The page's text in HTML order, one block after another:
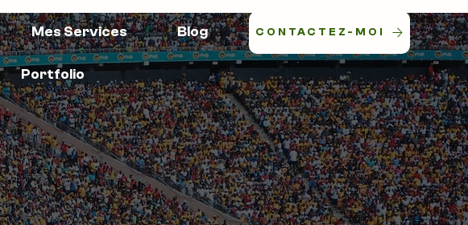
Mes Services Blog
Portfolio
CONTACTEZ-MOI